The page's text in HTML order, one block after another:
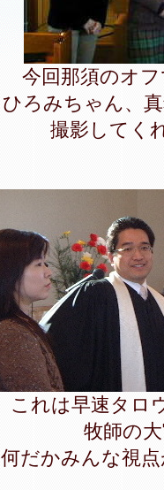
今回那須のオ
ひろみちゃん、
撮影してく
これは早速タロ
牧師の
何だかみんな視